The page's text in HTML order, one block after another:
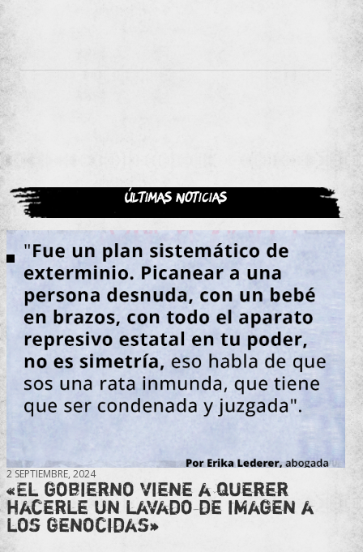
Últimas noticias
2 SEPTIEMBRE, 2024
«El gobierno viene a querer
hacerle un lavado de imagen a
los genocidas»